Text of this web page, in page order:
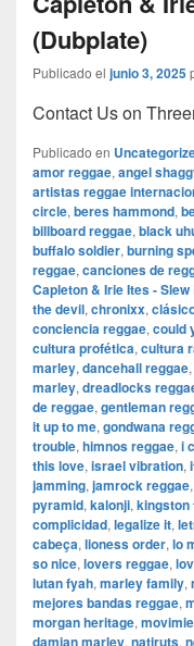
(Dubplate)
Publicado el junio 3, 2025
Contact Us on
Publicado en
amor reggae, angel
artistas reggae
circle, beres hammond,
billboard reggae, black
buffalo soldier, burning
reggae, canciones de
Capleton & Irie Ites -
the devil, chronixx,
conciencia reggae, could
cultura profética, cultura
marley, dancehall reggae,
marley, dreadlocks
de reggae, gentleman
it up to me, gondwana
trouble, himnos reggae, i
this love, israel vibration,
jamming, jamrock reggae,
pyramid, kalonji, kingston
complicidad, legalize it,
cabeça, lioness order, lo
so nice, lovers reggae,
lutan fyah, marley family,
mejores bandas reggae,
morgan heritage,
damian marley, natiruts,